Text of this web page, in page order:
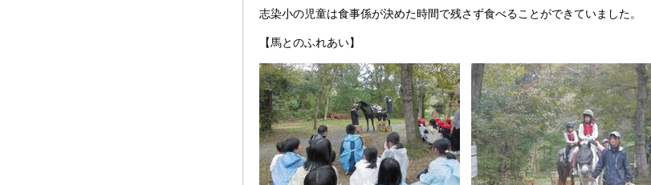
志染小の児童は食事係が決めた時間で残さず食べることができていました。
【馬とのふれあい】